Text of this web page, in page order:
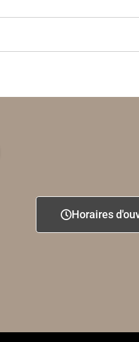
Horaires